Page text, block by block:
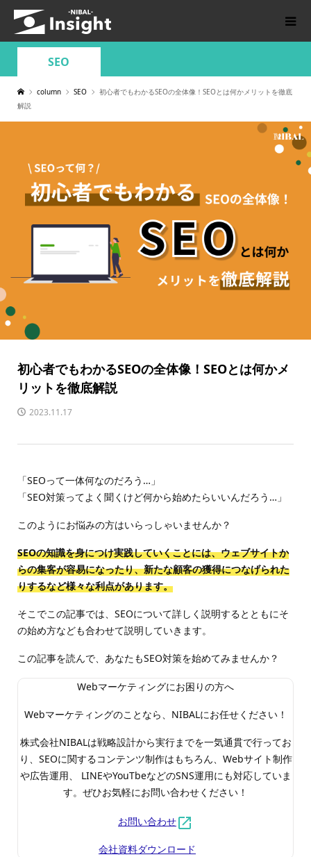
SEO
column SEO
初心者でもわかるSEOの全体像！SEOとは何かメリットを徹底
解説
初心者でもわかるSEOの全体像！SEOとは何かメ
リットを徹底解説
2023.11.17
「SEOって一体何なのだろう…」
「SEO対策ってよく聞くけど何から始めたらいいんだろう…」
このようにお悩みの方はいらっしゃいませんか？
SEOの知識を身につけ実践していくことには、ウェブサイトか
らの集客が容易になったり、新たな顧客の獲得につなげられた
りするなど様々な利点があります。
そこでこの記事では、SEOについて詳しく説明するとともにそ
の始め方なども合わせて説明していきます。
この記事を読んで、あなたもSEO対策を始めてみませんか？
Webマーケティングにお困りの方へ
Webマーケティングのことなら、NIBALにお任せください！
株式会社NIBALは戦略設計から実行までを一気通貫で行ってお
り、SEOに関するコンテンツ制作はもちろん、Webサイト制作
や広告運用、 LINEやYouTbeなどのSNS運用にも対応していま
す。ぜひお気軽にお問い合わせください！
お問い合わせ
会社資料ダウンロード